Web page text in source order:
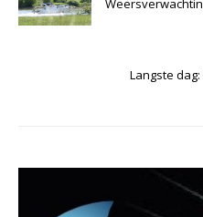
Langste